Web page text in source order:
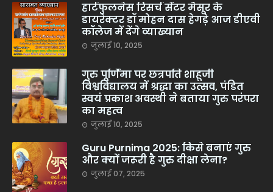
हार्टफुलनेस रिसर्च सेंटर मैसूर के
डायरेक्टर डॉ मोहन दास हेगड़े आज डीएवी
कॉलेज में देंगे व्याख्यान
जुलाई 10, 2025
गुरु पूर्णिमा पर छत्रपति शाहूजी
विश्वविद्यालय में श्रद्धा का उत्सव, पंडित
स्वयं प्रकाश अवस्थी ने बताया गुरु परंपरा
का महत्व
जुलाई 10, 2025
Guru Purnima 2025: किसे बनाएं गुरु
और क्यों जरूरी है गुरु दीक्षा लेना?
जुलाई 07, 2025